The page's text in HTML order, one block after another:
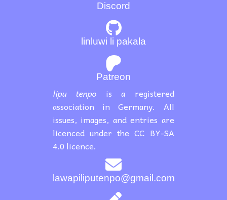
Discord
Patreon
lawapiliputenpo@gmail.com
linluwi li pakala
lipu tenpo is a registered
association in Germany. All
issues, images, and entries are
licenced under the CC BY-SA
4.0 licence.